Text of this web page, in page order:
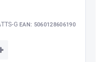
GEAN: 5060128606190